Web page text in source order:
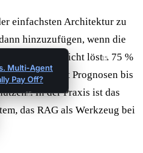
einfachsten Architektur zu
hinzuzufügen, wenn die
nachweislich nicht löst15
Multi-Agent
Pay Off?
. 75 %
werden laut Prognosen bis
15. In der Praxis ist das
das RAG als Werkzeug bei